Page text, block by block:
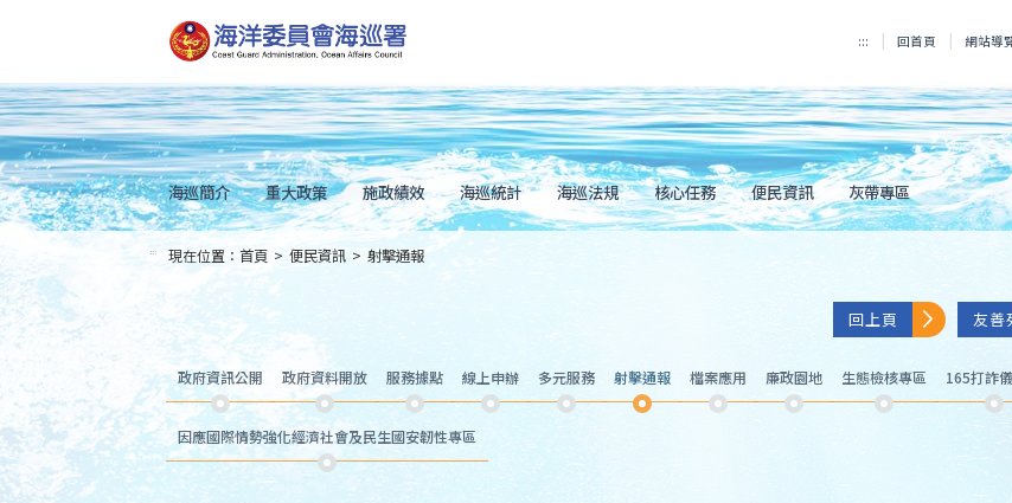
到
主
內
容
Skip
to
main
content
::: 回首頁 網站導
海巡簡介 重大政策 施政績效 海巡統計 海巡法規 核心任務 便民資訊 灰帶專區
::: 現在位置： 首頁 > 便民資訊 > 射擊通報
回上頁 友善
政府資訊公開 政府資料開放 服務據點 線上申辦 多元服務 射擊通報 檔案應用 廉政園地 生態檢核專區 165打詐
因應國際情勢強化經濟社會及民生國安韌性專區